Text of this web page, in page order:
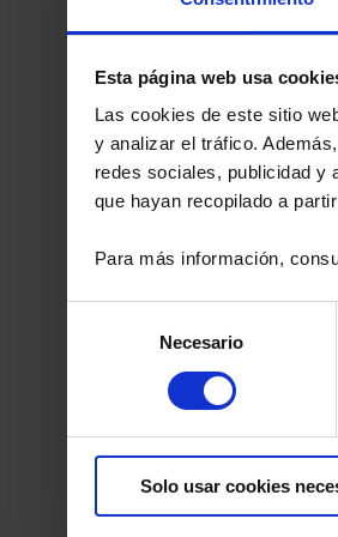
Esta página web usa
Las cookies de este sitio
y analizar el tráfico.
redes sociales, publicidad y
que hayan recopilado a
Para más información,
consentimiento
Necesario
Solo usar cookies